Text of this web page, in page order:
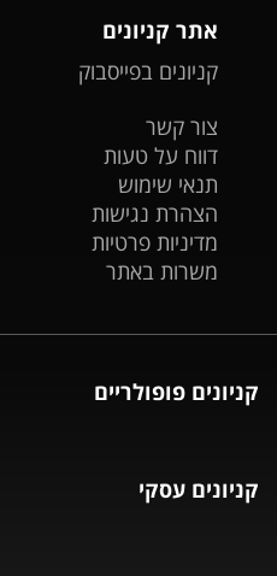
אתר קניונים
קניונים בפייסבוק
צור קשר
דווח על טעות
תנאי שימוש
הצהרת נגישות
מדיניות פרטיות
משרות באתר
קניונים פופולריים
קניונים עסקי